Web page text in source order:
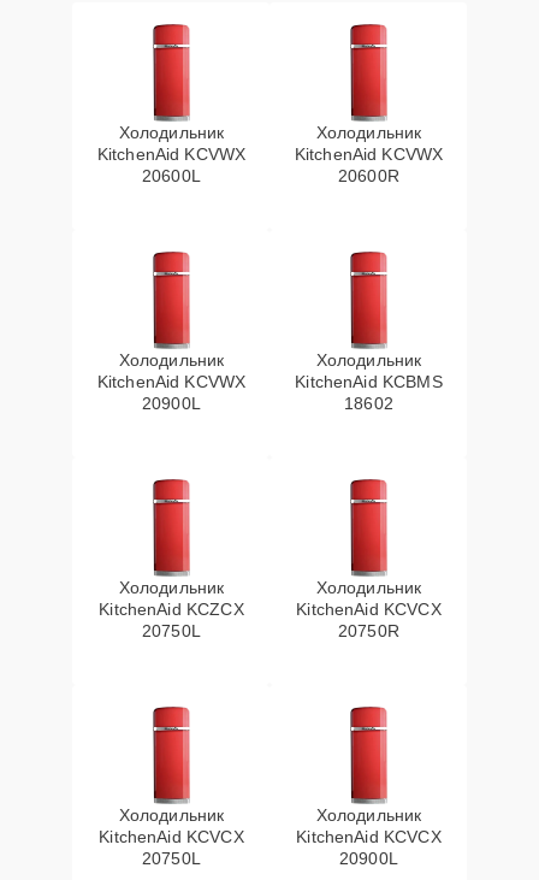
Холодильник
KitchenAid KCVWX
20600L
Холодильник
KitchenAid KCVWX
20600R
Холодильник
KitchenAid KCVWX
20900L
Холодильник
KitchenAid KCBMS
18602
Холодильник
KitchenAid KCZCX
20750L
Холодильник
KitchenAid KCVCX
20750R
Холодильник
KitchenAid KCVCX
20750L
Холодильник
KitchenAid KCVCX
20900L